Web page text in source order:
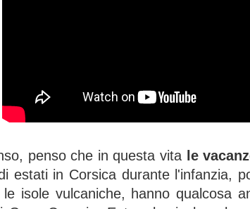
penso che in questa vitale
estati in Corsica durante l'infanzia,
le isole vulcaniche, hanno qualcosa